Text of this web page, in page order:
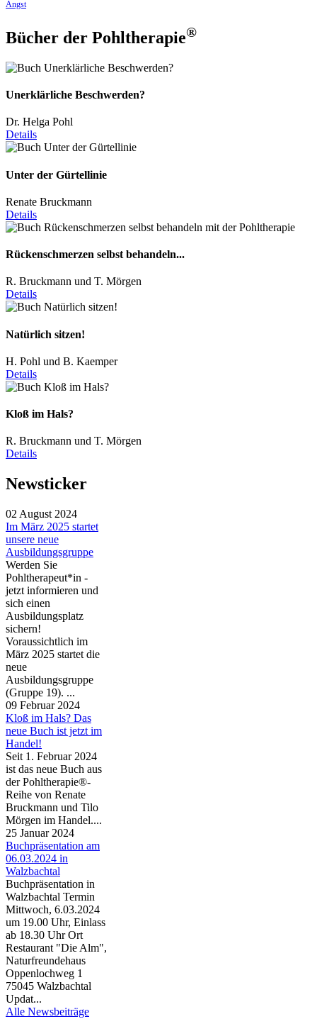
Angst
Bücher der Pohltherapie®
Unerklärliche Beschwerden?
Dr. Helga Pohl
Details
Unter der Gürtellinie
Renate Bruckmann
Details
Rückenschmerzen selbst behandeln...
R. Bruckmann und T. Mörgen
Details
Natürlich sitzen!
H. Pohl und B. Kaemper
Details
Kloß im Hals?
R. Bruckmann und T. Mörgen
Details
Newsticker
02 August 2024
Im März 2025 startet
unsere neue
Ausbildungsgruppe
Werden Sie
Pohltherapeut*in -
jetzt informieren und
sich einen
Ausbildungsplatz
sichern!
Voraussichtlich im
März 2025 startet die
neue
Ausbildungsgruppe
(Gruppe 19). ...
09 Februar 2024
Kloß im Hals? Das
neue Buch ist jetzt im
Handel!
Seit 1. Februar 2024
ist das neue Buch aus
der Pohltherapie®-
Reihe von Renate
Bruckmann und Tilo
Mörgen im Handel....
25 Januar 2024
Buchpräsentation am
06.03.2024 in
Walzbachtal
Buchpräsentation in
Walzbachtal Termin
Mittwoch, 6.03.2024
um 19.00 Uhr, Einlass
ab 18.30 Uhr Ort
Restaurant "Die Alm",
Naturfreundehaus
Oppenlochweg 1
75045 Walzbachtal
Updat...
Alle Newsbeiträge